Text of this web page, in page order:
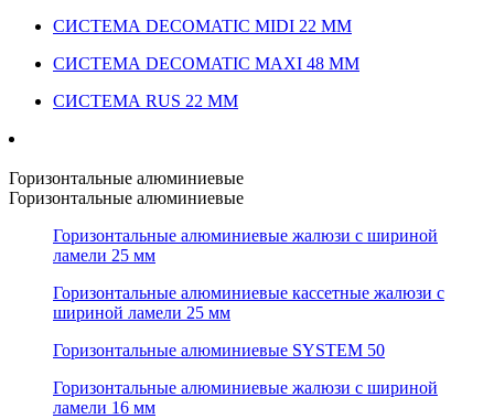
СИСТЕМА DECOMATIC MIDI 22 ММ
СИСТЕМА DECOMATIC MAXI 48 ММ
СИСТЕМА RUS 22 ММ
Горизонтальные алюминиевые
Горизонтальные алюминиевые
Горизонтальные алюминиевые жалюзи с шириной
ламели 25 мм
Горизонтальные алюминиевые кассетные жалюзи с
шириной ламели 25 мм
Горизонтальные алюминиевые SYSTEM 50
Горизонтальные алюминиевые жалюзи с шириной
ламели 16 мм